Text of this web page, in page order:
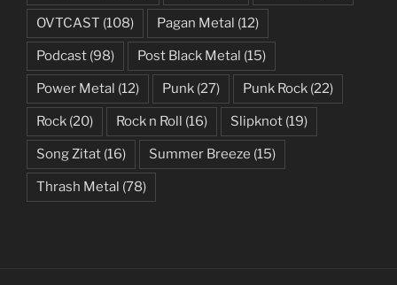
OVTCAST (108) Pagan Metal (12)
Podcast (98) Post Black Metal (15)
Power Metal (12) Punk (27) Punk Rock (22)
Rock (20) Rock n Roll (16) Slipknot (19)
Song Zitat (16) Summer Breeze (15)
Thrash Metal (78)